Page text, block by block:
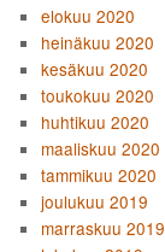
elokuu 2020
heinäkuu 2020
kesäkuu 2020
toukokuu 2020
huhtikuu 2020
maaliskuu 2020
tammikuu 2020
joulukuu 2019
marraskuu 2019